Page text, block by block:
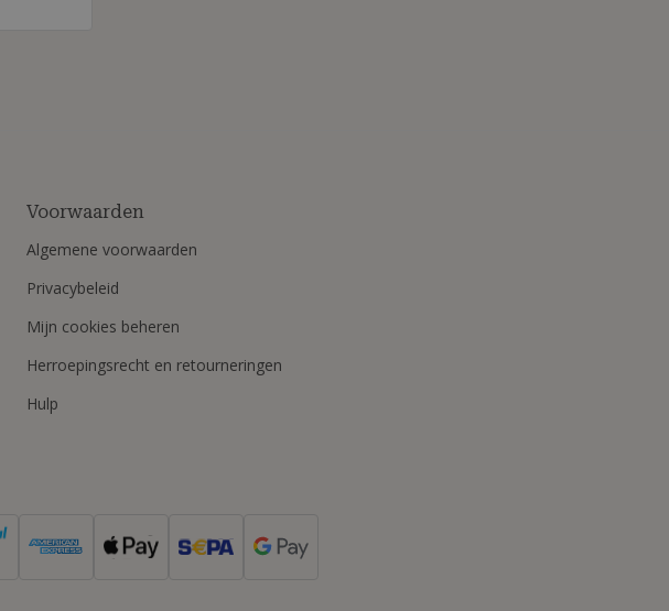
Voorwaarden
Algemene voorwaarden
Privacybeleid
Mijn cookies beheren
Herroepingsrecht en retourneringen
Hulp